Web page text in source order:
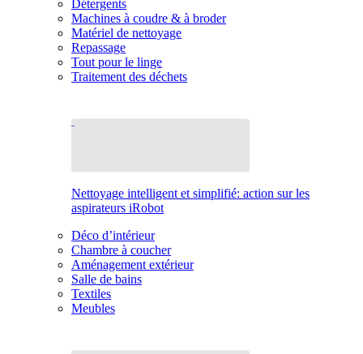
Détergents
Machines à coudre & à broder
Matériel de nettoyage
Repassage
Tout pour le linge
Traitement des déchets
Nettoyage intelligent et simplifié: action sur les
aspirateurs iRobot
Déco d’intérieur
Chambre à coucher
Aménagement extérieur
Salle de bains
Textiles
Meubles